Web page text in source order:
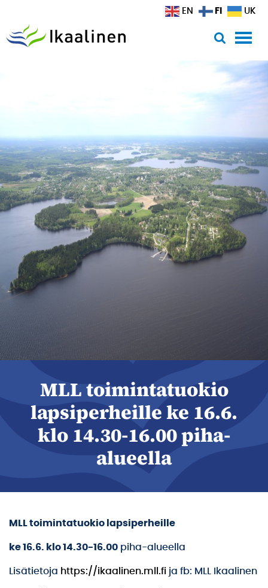
MLL toimintatuokio
lapsiperheille ke 16.6.
klo 14.30-16.00 piha-
alueella
MLL toimintatuokio lapsiperheille
ke 16.6. klo 14.30-16.00 piha-alueella
Lisätietoja https://ikaalinen.mll.fi ja fb: MLL Ikaalinen
EN FI UK